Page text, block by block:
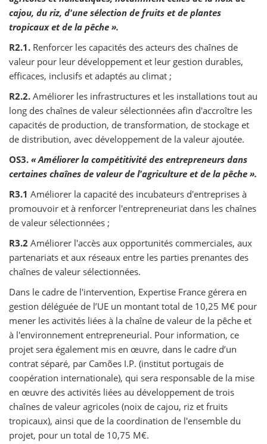
cajou, du riz, d'une sélection de fruits et de plantes
tropicaux et de la pêche ».
R2.1. Renforcer les capacités des acteurs des chaînes de
valeur pour leur développement et leur gestion durables,
efficaces, inclusifs et adaptés au climat ;
R2.2. Améliorer les infrastructures et les installations tout au
long des chaînes de valeur sélectionnées afin d'accroître les
capacités de production, de transformation, de stockage et
de distribution, avec développement de la valeur ajoutée.
OS3. « Améliorer la compétitivité des entrepreneurs dans
certaines chaînes de valeur de l'agriculture et de la pêche ».
R3.1 Améliorer la capacité des incubateurs d'entreprises à
promouvoir et à renforcer l'entrepreneuriat dans les chaînes
de valeur sélectionnées ;
R3.2 Améliorer l'accès aux opportunités commerciales, aux
partenariats et aux réseaux entre les parties prenantes des
chaînes de valeur sélectionnées.
Dans le cadre de l'intervention, Expertise France gérera en
gestion déléguée de l’UE un montant total de 10,25 M€ pour
mener les activités liées à la chaîne de valeur de la pêche et
à l'environnement entrepreneurial. Pour information, ce
projet sera également mis en œuvre, dans le cadre d’un
contrat séparé, par Camões I.P. (institut portugais de
coopération internationale), qui sera responsable de la mise
en œuvre des activités liées au développement de trois
chaînes de valeur agricoles (noix de cajou, riz et fruits
tropicaux), ainsi que de la coordination de l'ensemble du
projet, pour un total de 10,75 M€.